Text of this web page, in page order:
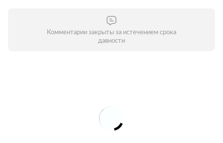
Комментарии закрыты за истечением срока
давности